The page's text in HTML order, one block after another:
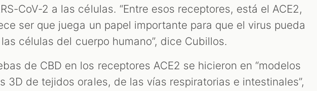
CoV-2 a las células. “Entre esos receptores, está el ACE2,
ser que juega un papel importante para que el virus pueda
células del cuerpo humano”, dice Cubillos.
de CBD en los receptores ACE2 se hicieron en “modelos
3D de tejidos orales, de las vías respiratorias e intestinales”,